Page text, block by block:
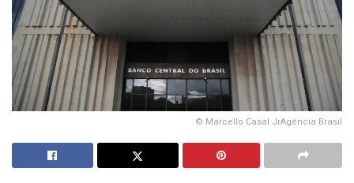
© Marcello Casal JrAgência Brasil